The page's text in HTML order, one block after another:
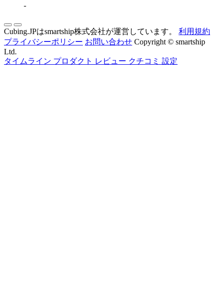
-
Cubing.JPはsmartship株式会社が運営しています。
利用規約
プライバシーポリシー お問い合わせ Copyright © smartship
Ltd.
タイムライン プロダクト レビュー クチコミ 設定